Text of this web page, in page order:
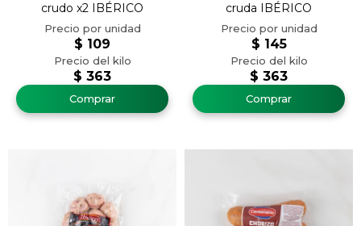
crudo x2 IBÉRICO
$ 363
$ 109
cruda IBÉRICO
$ 363
$ 145